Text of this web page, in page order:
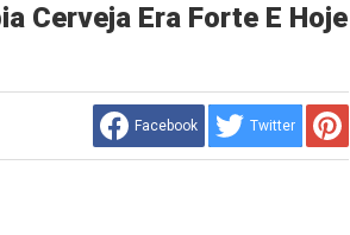
Cerveja Era Forte E Hoje
Facebook Twitter